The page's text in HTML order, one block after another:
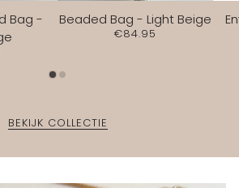
Bag -
Beaded Bag - Light Beige
€84.95
BEKIJK COLLECTIE